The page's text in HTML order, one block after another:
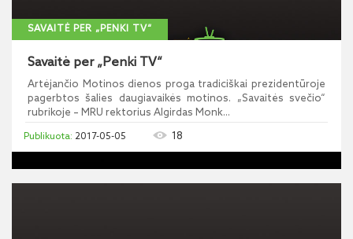
SAVAITĖ PER „PENKI TV“
Savaitė per „Penki TV“
Artėjančio Motinos dienos proga tradiciškai prezidentūroje
pagerbtos šalies daugiavaikės motinos. „Savaitės svečio“
rubrikoje – MRU rektorius Algirdas Monk...
2017-05-05 18